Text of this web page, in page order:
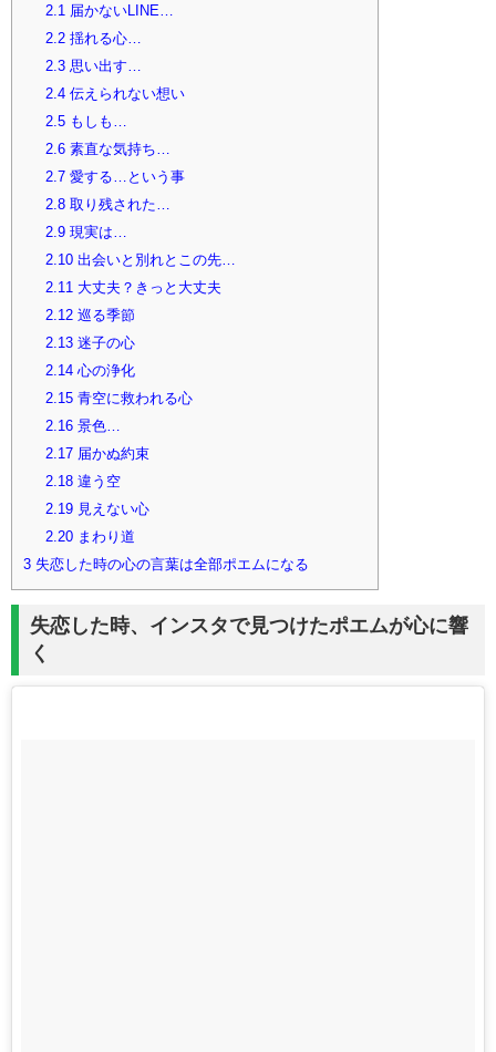
2.1届かないLINE…
2.2揺れる心…
2.3思い出す…
2.4伝えられない想い
2.5もしも…
2.6素直な気持ち…
2.7愛する…という事
2.8取り残された…
2.9現実は…
2.10出会いと別れとこの先…
2.11大丈夫？きっと大丈夫
2.12巡る季節
2.13迷子の心
2.14心の浄化
2.15青空に救われる心
2.16景色…
2.17届かぬ約束
2.18違う空
2.19見えない心
2.20まわり道
3 失恋した時の心の言葉は全部ポエムになる
失恋した時、インスタで見つけたポエムが心に響
く